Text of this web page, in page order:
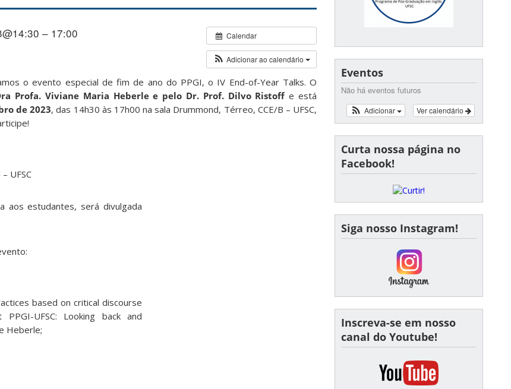
Calendar
Adicionar ao calendário
– 17:00
o evento especial de fim de ano do PPGI, o IV End-of-Year Talks. O
Profa. Viviane Maria Heberle e pelo Dr. Prof. Dilvo Ristoffe está
de 2023, das 14h30 às 17h00 na sala Drummond, Térreo, CCE/B – UFSC,
UFSC
aos estudantes, será divulgada
based on critical discourse
UFSC: Looking back and
Heberle;
Eventos
Não há eventos futuros
Ver calendário
Adicionar
Curta nossa página no
Facebook!
Siga nosso Instagram!
Inscreva-se em nosso
canal do Youtube!